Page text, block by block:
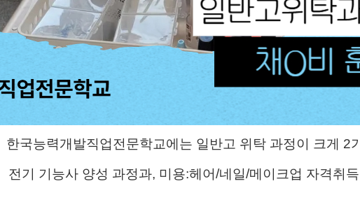
한국능력개발직업전문학교에는 일반고 위탁 과정이 크게 2
전기 기능사 양성 과정과, 미용:헤어/네일/메이크업 자격취